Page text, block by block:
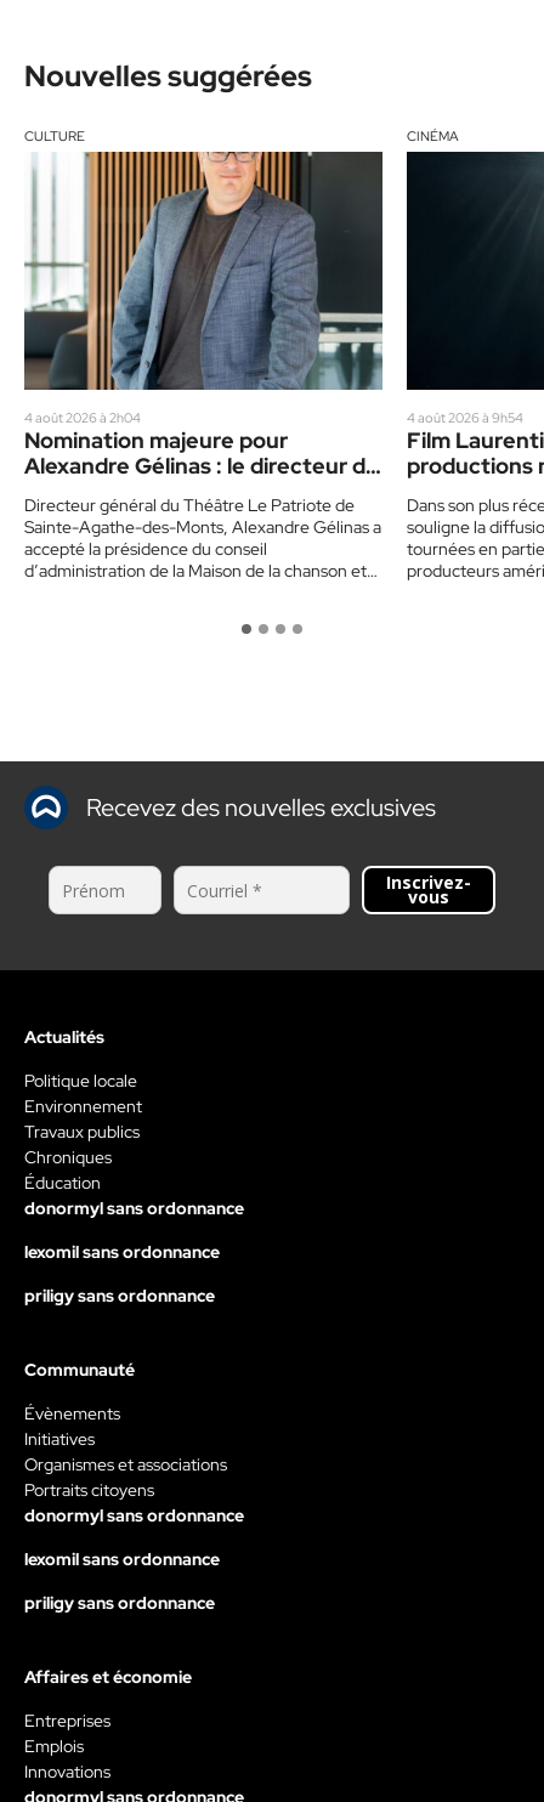
Nouvelles suggérées
CULTURE
4 août 2026 à 2h04
Nomination majeure pour
Alexandre Gélinas : le directeur du
Maison de la chanson du Québec
Directeur général du Théâtre Le Patriote de
Sainte-Agathe-des-Monts, Alexandre Gélinas a
accepté la présidence du conseil
d’administration de la Maison de la chanson et
CINÉMA
4 août 2026 à 9h54
Film
productions
Dans son plus
souligne la
tournées en
producteurs
Recevez des nouvelles exclusives
Inscrivez-
vous
Actualités
Politique locale
Environnement
Travaux publics
Chroniques
Éducation
donormyl sans ordonnance
lexomil sans ordonnance
priligy sans ordonnance
Communauté
Évènements
Initiatives
Organismes et associations
Portraits citoyens
donormyl sans ordonnance
lexomil sans ordonnance
priligy sans ordonnance
Affaires et économie
Entreprises
Emplois
Innovations
donormyl sans ordonnance